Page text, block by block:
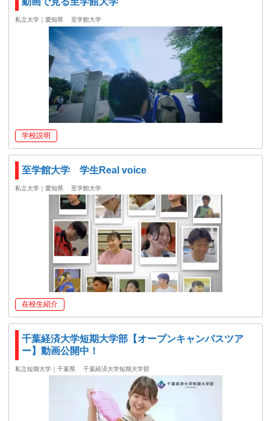
私立大学｜愛知県 至学館大学
学校説明
至学館大学 学生Real voice
私立大学｜愛知県 至学館大学
在校生紹介
千葉経済大学短期大学部【オープンキャンパスツア
ー】動画公開中！
私立短期大学｜千葉県 千葉経済大学短期大学部